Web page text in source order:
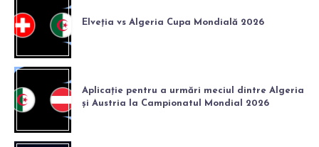
Elveția vs Algeria Cupa Mondială 2026
Aplicație pentru a urmări meciul dintre Algeria
și Austria la Campionatul Mondial 2026